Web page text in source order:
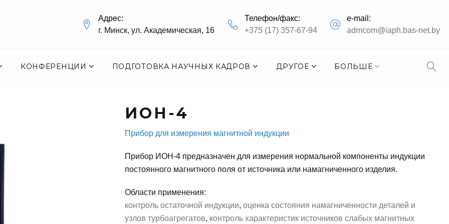
Адрес:
г. Минск, ул. Академическая, 16
Телефон/факс:
+375 (17) 357-67-94
e-mail:
admcom@iaph.bas-net.by
КОНФЕРЕНЦИИ ПОДГОТОВКА НАУЧНЫХ КАДРОВ ДРУГОЕ БОЛЬШЕ
ИОН-4
Прибор для измерения магнитной индукции
Прибор ИОН-4 предназначен для измерения нормальной компоненты индукции
постоянного магнитного поля от источника или намагниченного изделия.
Области применения:
контроль остаточной индукции, оценка состояния намагниченности деталей и
узлов турбоагрегатов, контроль характеристик источников слабых магнитных